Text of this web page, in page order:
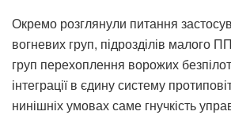
Окремо розглянули питання
вогневих груп, підрозділів малого
груп перехоплення ворожих
інтеграції в єдину систему
нинішніх умовах саме гнучкість